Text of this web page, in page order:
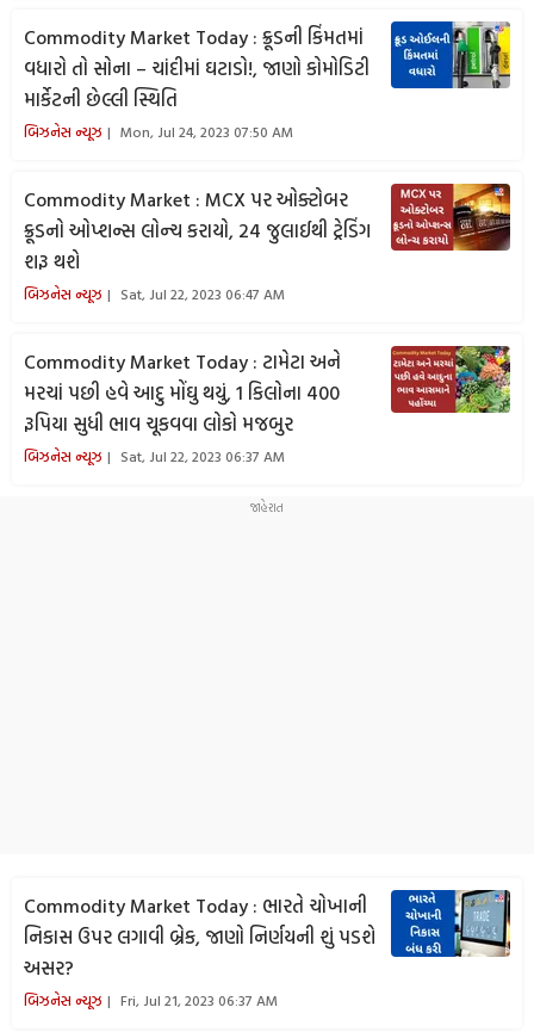
Commodity Market Today : ક્રૂડની કિંમતમાં
વધારો તો સોના – ચાંદીમાં ઘટાડો!, જાણો કોમોડિટી
માર્કેટની છેલ્લી સ્થિતિ
બિઝનેસ ન્યૂઝ Mon, Jul 24, 2023 07:50 AM
Commodity Market : MCX પર ઓક્ટોબર
ક્રૂડનો ઓપ્શન્સ લોન્ચ કરાયો, 24 જુલાઈથી ટ્રેડિંગ
શરૂ થશે
બિઝનેસ ન્યૂઝ Sat, Jul 22, 2023 06:47 AM
Commodity Market Today : ટામેટા અને
મરચાં પછી હવે આદુ મોંઘુ થયું, 1 કિલોના 400
રૂપિયા સુધી ભાવ ચૂકવવા લોકો મજબુર
બિઝનેસ ન્યૂઝ Sat, Jul 22, 2023 06:37 AM
Commodity Market Today : ભારતે ચોખાની
નિકાસ ઉપર લગાવી બ્રેક, જાણો નિર્ણયની શું પડશે
અસર?
બિઝનેસ ન્યૂઝ Fri, Jul 21, 2023 06:37 AM